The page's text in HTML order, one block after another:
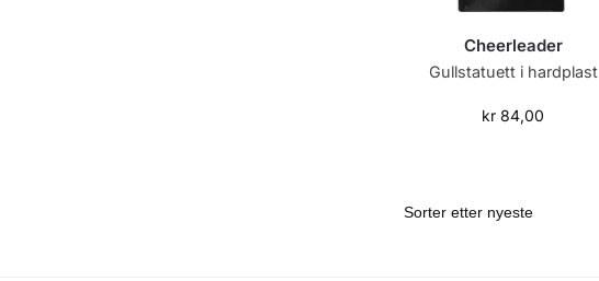
Cheerleader
Gullstatuett i hardplast
kr 84,00